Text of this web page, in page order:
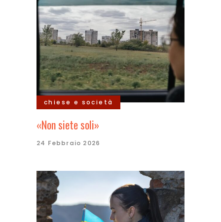
chiese e società
«Non siete soli»
24 Febbraio 2026